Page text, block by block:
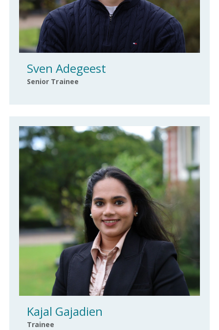
Sven Adegeest
Senior Trainee
Kajal Gajadien
Trainee